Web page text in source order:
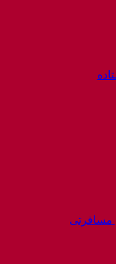
مسافرتی